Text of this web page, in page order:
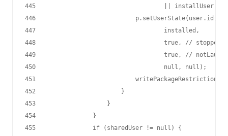
445                                    ||
446                            p.setUserState(user.id,
447                                    installed,
448                                    true, // stopped,
449                                    true, //
450                                    null, null);
451
452                        }
453                    }
454                }
455                if (sharedUser != null) {